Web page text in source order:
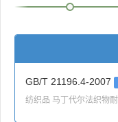
GB/T 21196.4-2007
纺织品 马丁代尔法织物